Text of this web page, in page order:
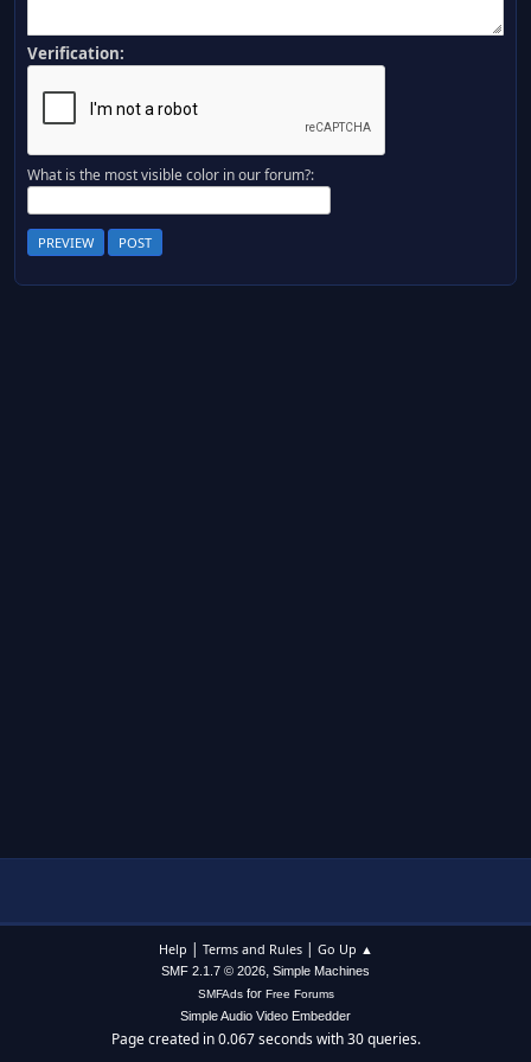
Verification:
What is the most visible color in our forum?:
Help | Terms and Rules| Go Up ▲
SMF 2.1.7 © 2026, Simple Machines
SMFAdsfor Free Forums
Simple Audio Video Embedder
Page created in 0.067 seconds with 30 queries.